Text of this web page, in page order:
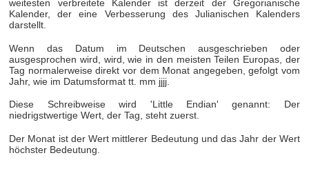
weitesten verbreitete Kalender ist derzeit der Gregorianische
Kalender, der eine Verbesserung des Julianischen Kalenders
darstellt.
Wenn das Datum im Deutschen ausgeschrieben oder
ausgesprochen wird, wird, wie in den meisten Teilen Europas, der
Tag normalerweise direkt vor dem Monat angegeben, gefolgt vom
Jahr, wie im Datumsformat tt. mm jjjj.
Diese Schreibweise wird 'Little Endian' genannt: Der
niedrigstwertige Wert, der Tag, steht zuerst.
Der Monat ist der Wert mittlerer Bedeutung und das Jahr der Wert
höchster Bedeutung.